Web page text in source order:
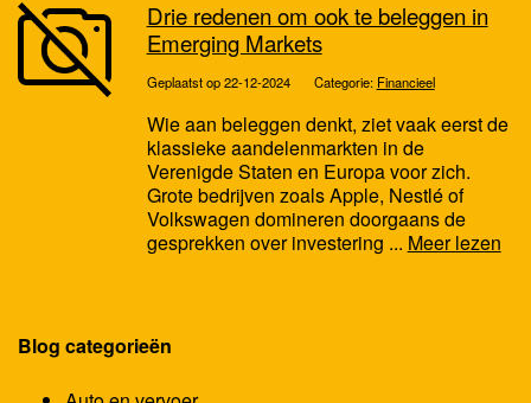
Drie redenen om ook te beleggen in
Emerging Markets
Geplaatst op 22-12-2024 Categorie: Financieel
Wie aan beleggen denkt, ziet vaak eerst de
klassieke aandelenmarkten in de
Verenigde Staten en Europa voor zich.
Grote bedrijven zoals Apple, Nestlé of
Volkswagen domineren doorgaans de
gesprekken over investering ... Meer lezen
Blog categorieën